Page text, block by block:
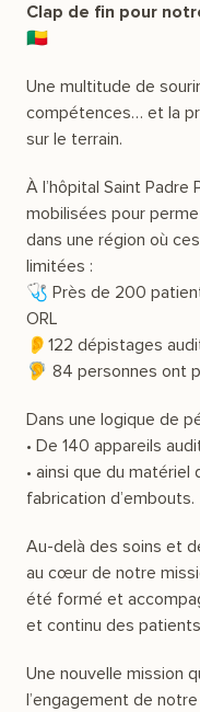
Clap de fin pour
🇧🇯
Une multitude de
compétences… et la
sur le terrain.
À l’hôpital Saint Padre
mobilisées pour
dans une région où
limitées :
🩺 Près de 200
ORL
👂122 dépistages
🦻 84 personnes ont
Dans une logique de
• De 140 appareils
• ainsi que du
fabrication d’embouts.
Au-delà des soins et
au cœur de notre
été formé et
et continu des
Une nouvelle mission
l’engagement de